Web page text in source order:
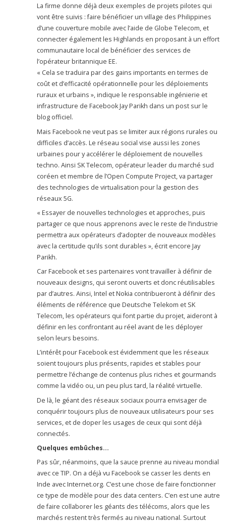
La firme donne déjà deux exemples de projets pilotes qui
vont être suivis : faire bénéficier un village des Philippines
d’une couverture mobile avec l’aide de Globe Telecom, et
connecter également les Highlands en proposant à un effort
communautaire local de bénéficier des services de
l’opérateur britannique EE.
« Cela se traduira par des gains importants en termes de
coût et d’efficacité opérationnelle pour les déploiements
ruraux et urbains », indique le responsable ingénierie et
infrastructure de Facebook Jay Parikh dans un post sur le
blog officiel.
Mais Facebook ne veut pas se limiter aux régions rurales ou
difficiles d’accès. Le réseau social vise aussi les zones
urbaines pour y accélérer le déploiement de nouvelles
techno. Ainsi SK Telecom, opérateur leader du marché sud
coréen et membre de l’Open Compute Project, va partager
des technologies de virtualisation pour la gestion des
réseaux 5G.
« Essayer de nouvelles technologies et approches, puis
partager ce que nous apprenons avec le reste de l’industrie
permettra aux opérateurs d’adopter de nouveaux modèles
avec la certitude qu’ils sont durables », écrit encore Jay
Parikh.
Car Facebook et ses partenaires vont travailler à définir de
nouveaux designs, qui seront ouverts et donc réutilisables
par d’autres. Ainsi, Intel et Nokia contribueront à définir des
éléments de référence que Deutsche Telekom et SK
Telecom, les opérateurs qui font partie du projet, aideront à
définir en les confrontant au réel avant de les déployer
selon leurs besoins.
L’intérêt pour Facebook est évidemment que les réseaux
soient toujours plus présents, rapides et stables pour
permettre l’échange de contenus plus riches et gourmands
comme la vidéo ou, un peu plus tard, la réalité virtuelle.
De là, le géant des réseaux sociaux pourra envisager de
conquérir toujours plus de nouveaux utilisateurs pour ses
services, et de doper les usages de ceux qui sont déjà
connectés.
Quelques embûches…
Pas sûr, néanmoins, que la sauce prenne au niveau mondial
avec ce TIP. On a déjà vu Facebook se casser les dents en
Inde avec Internet.org. C’est une chose de faire fonctionner
ce type de modèle pour des data centers. C’en est une autre
de faire collaborer les géants des télécoms, alors que les
marchés restent très fermés au niveau national. Surtout